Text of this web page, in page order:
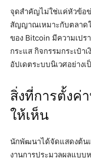
จุดสำคัญไม่ใช่แค่หัวข้อ
สัญญาณเหมาะกับตลาดใ
ของ Bitcoin มีความเปร
กระแส กิจกรรมกระเป๋า
อัปเดตระบบนิเวศอย่าง
สิ่งที่การตั้งค่
ให้เห็น
นักพัฒนาได้จัดแสดงต้น
งานการประมวลผลแบ